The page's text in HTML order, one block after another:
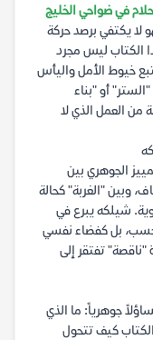
في ضواحي الخليج
لا يكتفي برصد حركة
الكتاب ليس مجرد
خيوط الأمل واليأس
أو "بناء
من العمل الذي لا
الجوهري بين
وبين "الغربة" كحالة
شيلكه يبرع في
بل كفضاء نفسي
"ناقصة" تفتقر إلى
جوهرياً: ما الذي
كيف تتحول